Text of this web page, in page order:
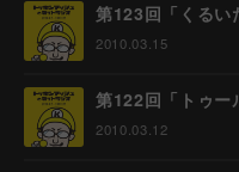
第123回「くるい
2010.03.15
第122回「トゥー
2010.03.12